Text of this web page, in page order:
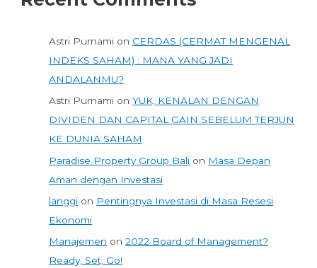
Astri Purnami on CERDAS (CERMAT MENGENAL
INDEKS SAHAM) : MANA YANG JADI
ANDALANMU?
Astri Purnami onYUK, KENALAN DENGAN
DIVIDEN DAN CAPITAL GAIN SEBELUM TERJUN
KE DUNIA SAHAM
Paradise Property Group Bali on Masa Depan
Aman dengan Investasi
langgi on Pentingnya Investasi di Masa Resesi
Ekonomi
Manajemen on2022 Board of Management?
Ready, Set, Go!